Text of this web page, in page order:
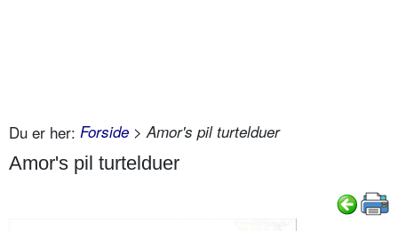
Du er her: Forside > Amor's pil turtelduer
Amor's pil turtelduer